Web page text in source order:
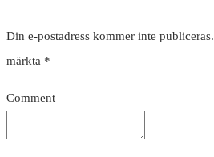
Din e-postadress kommer inte publiceras.
märkta *
Comment